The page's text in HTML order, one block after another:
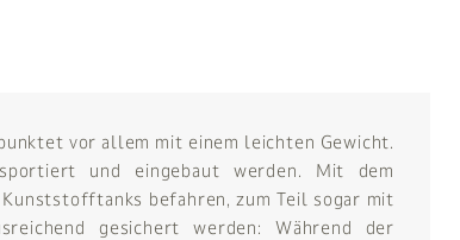
vor allem mit einem leichten Gewicht.
und eingebaut werden. Mit dem
befahren, zum Teil sogar mit
gesichert werden: Während der